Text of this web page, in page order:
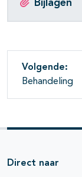
Bijlagen
Volgende:
Behandeling
Direct naar